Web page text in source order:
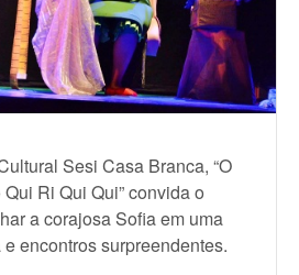
Sesi Casa Branca, “O
Ri Qui Qui” convida o
a corajosa Sofia em uma
encontros surpreendentes.